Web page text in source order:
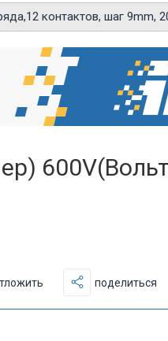
контактов, шаг 9mm,
поделиться